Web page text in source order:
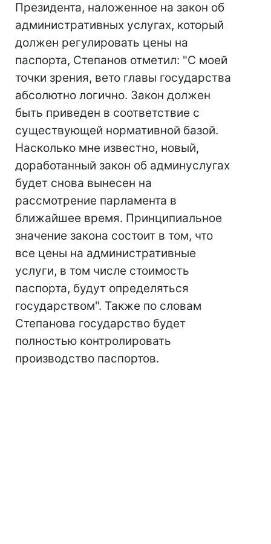
Президента, наложенное на закон об
административных услугах, который
должен регулировать цены на
паспорта, Степанов отметил: "С моей
точки зрения, вето главы государства
абсолютно логично. Закон должен
быть приведен в соответствие с
существующей нормативной базой.
Насколько мне известно, новый,
доработанный закон об админуслугах
будет снова вынесен на
рассмотрение парламента в
ближайшее время. Принципиальное
значение закона состоит в том, что
все цены на административные
услуги, в том числе стоимость
паспорта, будут определяться
государством". Также по словам
Степанова государство будет
полностью контролировать
производство паспортов.